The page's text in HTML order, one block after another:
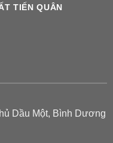
TIẾN QUÂN
Dầu Một, Bình Dương